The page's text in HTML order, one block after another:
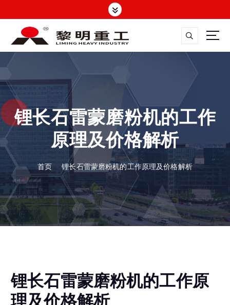
转
容 大修渣磨粉机，矿渣立磨
锂长石雷蒙磨粉机的工作
原理及价格解析
首页 锂长石雷蒙磨粉机的工作原理及价格解析
锂长石雷蒙磨粉机的工作原
理及价格解析